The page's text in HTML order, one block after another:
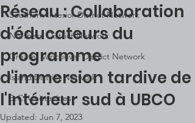
Southern Interior District Network
Northern District Network
Greater Vancouver District Network
Island District Network
B.C. Universities
Réseau : Collaboration
d'éducateurs du
programme
d'immersion tardive de
l'Intérieur sud à UBCO
Updated: Jun 7, 2023